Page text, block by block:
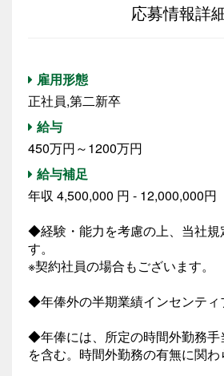
応募情報詳
雇用形態
正社員,第二新卒
給与
450万円～1200万円
給与補足
年収 4,500,000 円 - 12,000,000円
◆経験・能力を考慮の上、当社規
す。
※契約社員の場合もございます。
◆年俸外の半期業績インセンティ
◆年俸には、所定の時間外勤務手
を含む。時間外勤務の有無に関